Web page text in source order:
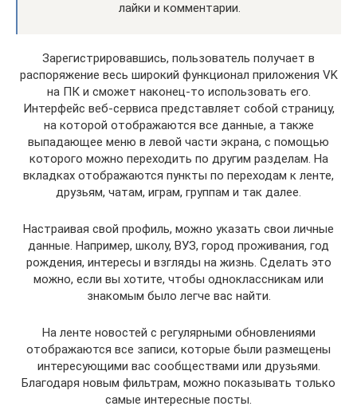
лайки и комментарии.
Зарегистрировавшись, пользователь получает в
распоряжение весь широкий функционал приложения VK
на ПК и сможет наконец-то использовать его.
Интерфейс веб-сервиса представляет собой страницу,
на которой отображаются все данные, а также
выпадающее меню в левой части экрана, с помощью
которого можно переходить по другим разделам. На
вкладках отображаются пункты по переходам к ленте,
друзьям, чатам, играм, группам и так далее.
Настраивая свой профиль, можно указать свои личные
данные. Например, школу, ВУЗ, город проживания, год
рождения, интересы и взгляды на жизнь. Сделать это
можно, если вы хотите, чтобы одноклассникам или
знакомым было легче вас найти.
На ленте новостей с регулярными обновлениями
отображаются все записи, которые были размещены
интересующими вас сообществами или друзьями.
Благодаря новым фильтрам, можно показывать только
самые интересные посты.